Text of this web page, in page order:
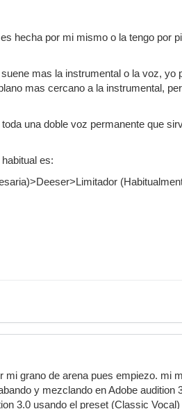
hecha por mi mismo o la tengo por
mas la instrumental o la voz, yo
mas cercano a la instrumental,
una doble voz permanente que
es:
grano de arena pues empiezo. mi
y mezclando en Adobe audition
3.0 usando el preset (Classic